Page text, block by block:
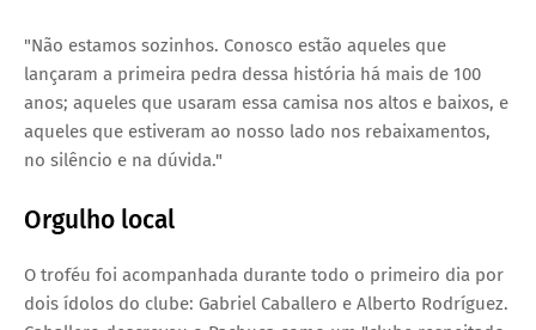
"Não estamos sozinhos. Conosco estão aqueles que
lançaram a primeira pedra dessa história há mais de 100
anos; aqueles que usaram essa camisa nos altos e baixos, e
aqueles que estiveram ao nosso lado nos rebaixamentos,
no silêncio e na dúvida."
Orgulho local
O troféu foi acompanhada durante todo o primeiro dia por
dois ídolos do clube: Gabriel Caballero e Alberto Rodríguez.